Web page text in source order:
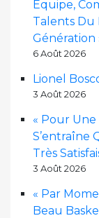
Équipe,
Talents Du
Génération
6 Août 2026
Lionel
3 Août 2026
« Pour
S’entraîne
Très
3 Août 2026
« Par
Beau